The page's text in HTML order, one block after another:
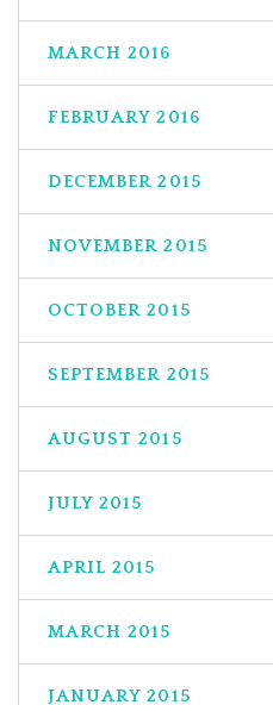
MARCH 2016
FEBRUARY 2016
DECEMBER 2015
NOVEMBER 2015
OCTOBER 2015
SEPTEMBER 2015
AUGUST 2015
JULY 2015
APRIL 2015
MARCH 2015
JANUARY 2015